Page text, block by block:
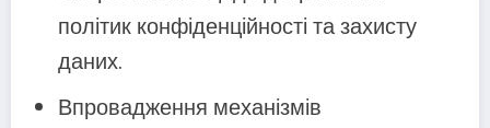
політик конфіденційності та захисту
даних.
Впровадження механізмів